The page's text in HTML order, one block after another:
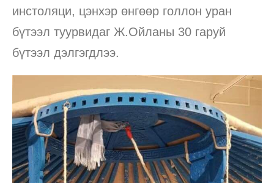
инстоляци, цэнхэр өнгөөр голлон уран
бүтээл туурвидаг Ж.Ойланы 30 гаруй
бүтээл дэлгэгдлээ.